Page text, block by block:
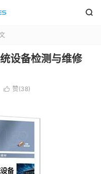

设备检测与维修
 赞(38)